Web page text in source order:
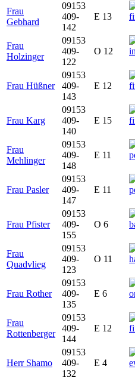
Frau
Gebhard
09153
409-
142
E 13
Frau
Holzinger
09153
409-
122
O 12
Frau Hüßner
09153
409-
143
E 12
Frau Karg
09153
409-
140
E 15
Frau
Mehlinger
09153
409-
148
E 11
Frau Pasler
09153
409-
147
E 11
Frau Pfister
09153
409-
155
O 6
Frau
Quadvlieg
09153
409-
123
O 11
Frau Rother
09153
409-
135
E 6
Frau
Rottenberger
09153
409-
144
E 12
Herr Shamo
09153
409-
132
E 4